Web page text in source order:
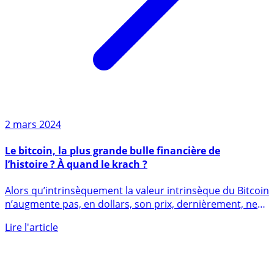
2 mars 2024
l’histoire ? À quand le krach ?
n’augmente pas, en dollars, son prix, dernièrement, ne